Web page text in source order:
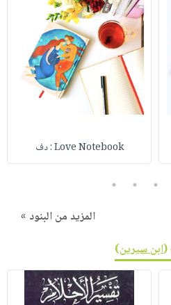
Love Notebook : دف
3
4
5
المزيد من البنود »
(ابن سيرين)